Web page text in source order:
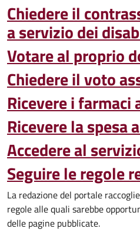
Chiedere il
a servizio dei
Votare al proprio
Chiedere il voto
Ricevere i farmaci
Ricevere la spesa
Accedere al
Seguire le regole
La redazione del portale
regole alle quali sarebbe
delle pagine pubblicate.